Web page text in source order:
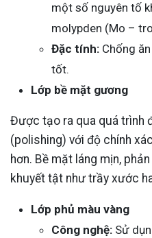
một số nguyên tố
molypden (Mo –
Đặc tính: Chống
tốt.
Lớp bề mặt gương
Được tạo ra qua quá trình
(polishing) với độ chính
hơn. Bề mặt láng mịn,
khuyết tật như trầy xước
Lớp phủ màu vàng
Công nghệ: Sử